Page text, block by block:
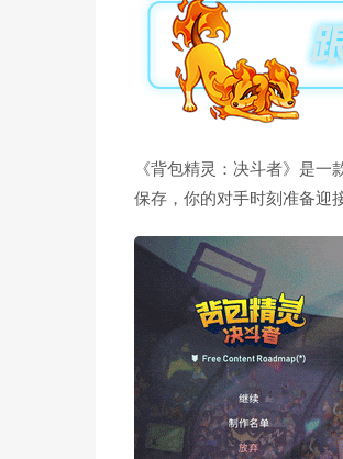
《背包精灵：决斗者》是
保存，你的对手时刻准备迎